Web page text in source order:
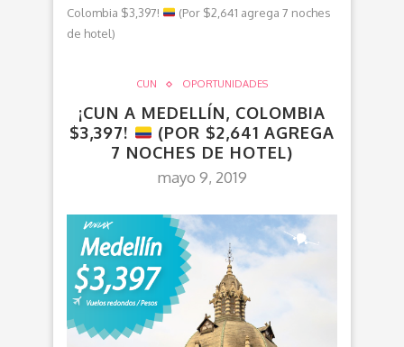
Colombia $3,397!
(Por $2,641 agrega 7 noches
de hotel)
CUN OPORTUNIDADES
¡CUN A MEDELLÍN, COLOMBIA
$3,397!
(POR $2,641 AGREGA
7 NOCHES DE HOTEL)
mayo 9, 2019